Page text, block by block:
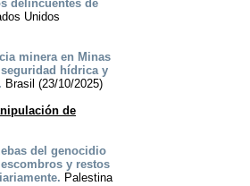
delincuentes de
Unidos
minera en Minas
hídrica y
Brasil (23/10/2025)
de
del genocidio
y restos
Palestina